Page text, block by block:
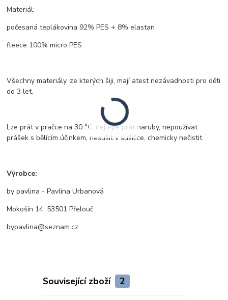
Materiál:
počesaná teplákovina 92% PES + 8% elastan
fleece 100% micro PES
Všechny materiály, ze kterých šiji, mají atest nezávadnosti pro děti
do 3 let.
Lze prát v pračce na 30 °C, nejlépe prát naruby, nepoužívat
prášek s bělícím účinkem, nesušit v sušičce, chemicky nečistit.
Výrobce:
by pavlina - Pavlína Urbanová
Mokošín 14, 53501 Přelouč
bypavlina@seznam.cz
Související zboží 2